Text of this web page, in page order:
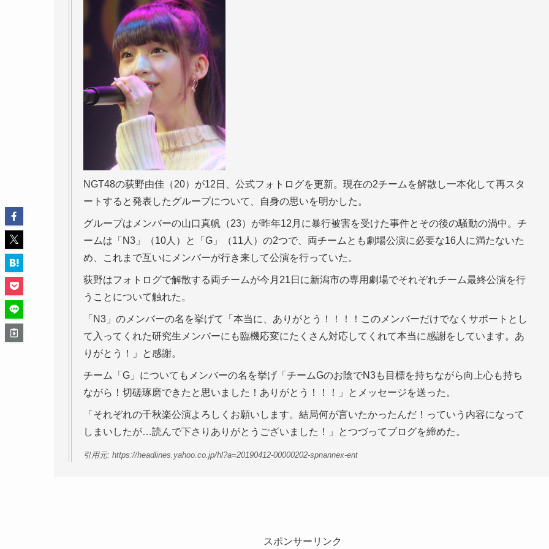
NGT48の荻野由佳（20）が12日、公式フォトログを更新。現在の2チームを解散し一本化して再スタ
ートすると発表したグループについて、自身の思いを明かした。
グループはメンバーの山口真帆（23）が昨年12月に暴行被害を受けた事件とその後の騒動の渦中。チ
ームは「N3」（10人）と「G」（11人）の2つで、両チームとも劇場公演に必要な16人に満たないた
め、これまで互いにメンバーが行き来して公演を行っていた。
荻野はフォトログで解散する両チームが今月21日に新潟市の専用劇場でそれぞれチーム最終公演を行
うことについて触れた。
「N3」のメンバーの名を挙げて「本当に、ありがとう！！！！このメンバーだけでなくサポートとし
て入ってくれた研究生メンバーにも臨機応変にたくさん対応してくれて本当に感謝をしています。あ
りがとう！」と感謝。
チーム「G」についてもメンバーの名を挙げ「チームGのお陰でN3も目標を持ちながら向上心も持ち
ながら！切磋琢磨できたと思いました！ありがとう！！！」とメッセージを送った。
「それぞれの千秋楽公演よろしくお願いします。結局何が言いたかったんだ！っていう内容になって
しまいしたが…読んで下さりありがとうございました！」とつづってブログを締めた。
引用元: https://headlines.yahoo.co.jp/hl?a=20190412-00000202-spnannex-ent
スポンサーリンク